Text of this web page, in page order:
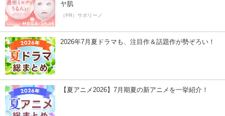
ヤ肌
（PR）サボリーノ
2026年7月夏ドラマも、注目作＆話題作が勢ぞろい！
【夏アニメ2026】7月期夏の新アニメを一挙紹介！